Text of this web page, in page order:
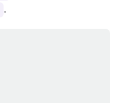
.